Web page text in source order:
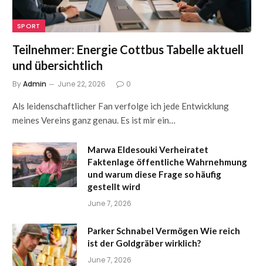
SPORT
Teilnehmer: Energie Cottbus Tabelle aktuell
und übersichtlich
ByAdmin June 22, 2026 0
Als leidenschaftlicher Fan verfolge ich jede Entwicklung
meines Vereins ganz genau. Es ist mir ein…
Marwa Eldesouki Verheiratet
Faktenlage öffentliche Wahrnehmung
und warum diese Frage so häufig
gestellt wird
June 7, 2026
Parker Schnabel Vermögen Wie reich
ist der Goldgräber wirklich?
June 7, 2026